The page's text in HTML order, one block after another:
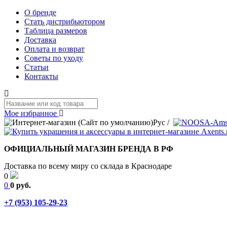
О бренде
Стать дистрибьютором
Таблица размеров
Доставка
Оплата и возврат
Советы по уходу
Статьи
Контакты
Мое избранное
Рус /
ОФИЦИАЛЬНЫЙ МАГАЗИН БРЕНДА В РФ
Доставка по всему миру со склада в Краснодаре
0
0 0 руб.
+7 (953) 105-29-23